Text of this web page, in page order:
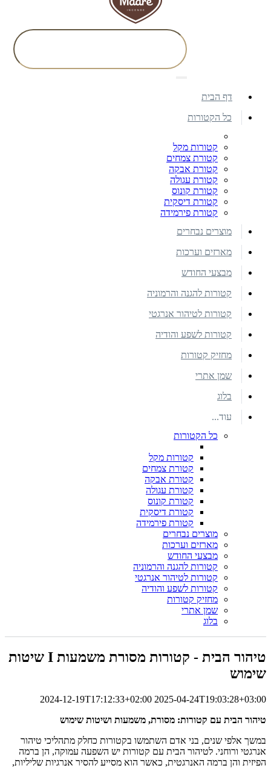
דף הבית
כל הקטורות
קטורות מקל
קטורת צמחים
קטורת אבקה
קטורת עגולה
קטורת קונוס
קטורת דיסקית
קטורת פירמידה
מוצרים נבחרים
מארזים וערכות
מבצעי החודש
קטורות להגנה והרמוניה
קטורות לטיהור אנרגטי
קטורות לשפע והודיה
מחזיק קטורות
שמן אתרי
בלוג
עוד...
כל הקטורות
קטורות מקל
קטורת צמחים
קטורת אבקה
קטורת עגולה
קטורת קונוס
קטורת דיסקית
קטורת פירמידה
מוצרים נבחרים
מארזים וערכות
מבצעי החודש
קטורות להגנה והרמוניה
קטורות לטיהור אנרגטי
קטורות לשפע והודיה
מחזיק קטורות
שמן אתרי
בלוג
טיהור הבית - קטורות מסורת משמעות I שיטות
שימוש
2024-12-19T17:12:33+02:00 2025-04-24T19:03:28+03:00
טיהור הבית עם קטורות: מסורת, משמעות ושיטות שימוש
במשך אלפי שנים, בני אדם השתמשו בקטורות כחלק מתהליכי טיהור
אנרגטי ורוחני. לטיהור הבית עם קטורות יש השפעה עמוקה, הן ברמה
הפיזית והן ברמה האנרגטית, כאשר הוא מסייע להסיר אנרגיות שליליות,